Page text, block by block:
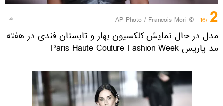
2
/16
© AP Photo / Francois Mori
مدل در حال نمایش کلکسیون بهار و تابستان فندی در هفته
مد پاریس Paris Haute Couture Fashion Week